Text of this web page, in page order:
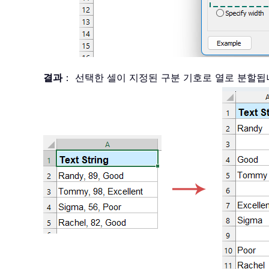
결과： 선택한 셀이 지정된 구분 기호로 열로 분할됩